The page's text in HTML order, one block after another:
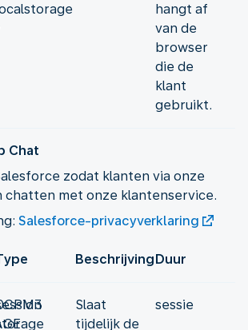
hangt af
van de
browser
die de
klant
gebruikt.
Chat
zodat klanten via onze
chatten met onze klantenservice.
Salesforce-privacyverklaring
BeschrijvingDuur
Slaat
tijdelijk de
sessie